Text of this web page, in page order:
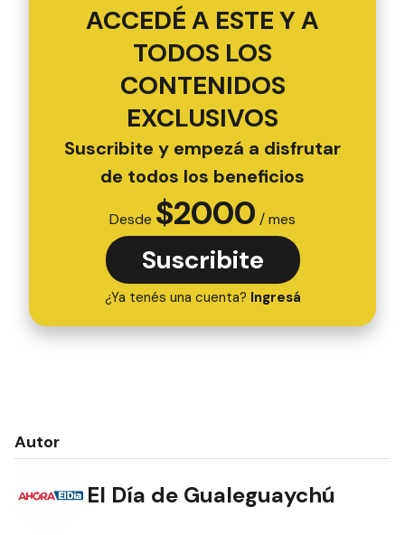
ACCEDÉ A ESTE Y A
TODOS LOS
CONTENIDOS
EXCLUSIVOS
Suscribite y empezá a disfrutar
de todos los beneficios
Desde $2000 / mes
Suscribite
¿Ya tenés una cuenta? Ingresá
Autor
El Día de Gualeguaychú